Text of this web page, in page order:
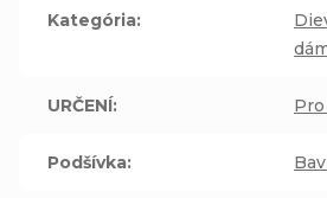
Kategória:
URČENÍ:
Podšívka: